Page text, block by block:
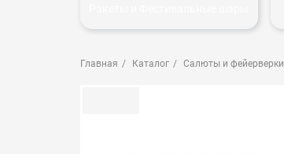
Главная Каталог Салюты и фейерверки